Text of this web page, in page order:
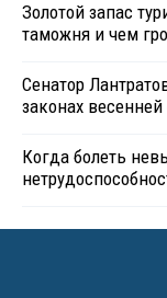
Золотой запас
таможня и чем
Сенатор
законах
Когда болеть